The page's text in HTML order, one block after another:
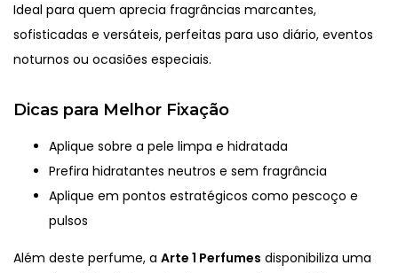
Ideal para quem aprecia fragrâncias marcantes,
sofisticadas e versáteis, perfeitas para uso diário, eventos
noturnos ou ocasiões especiais.
Dicas para Melhor Fixação
Aplique sobre a pele limpa e hidratada
Prefira hidratantes neutros e sem fragrância
Aplique em pontos estratégicos como pescoço e
pulsos
Além deste perfume, a Arte 1 Perfumes disponibiliza uma